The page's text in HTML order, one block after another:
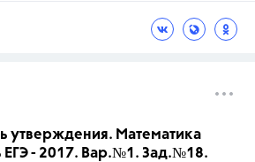
утверждения. Математика
ЕГЭ - 2017. Вар.№1. Зад.№18.